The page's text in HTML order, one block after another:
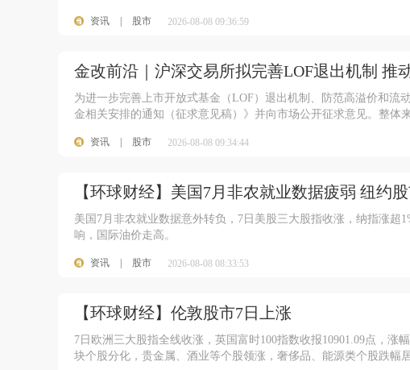
资讯 股市 2026-08-08 09:36:59
金改前沿｜沪深交易所拟完善LOF退出机制 推
为进一步完善上市开放式基金（LOF）退出机制、防范高溢价和流
金相关安排的通知（征求意见稿）》并向市场公开征求意见。整体
资讯 股市 2026-08-08 09:34:44
【环球财经】美国7月非农就业数据疲弱 纽约
美国7月非农就业数据意外转负，7日美股三大股指收涨，纳指涨超
响，国际油价走高。
资讯 股市 2026-08-08 08:33:53
【环球财经】伦敦股市7日上涨
7日欧洲三大股指全线收涨，英国富时100指数收报10901.09点，涨
块个股分化，贵金属、酒业等个股领涨，奢侈品、能源类个股跌幅居